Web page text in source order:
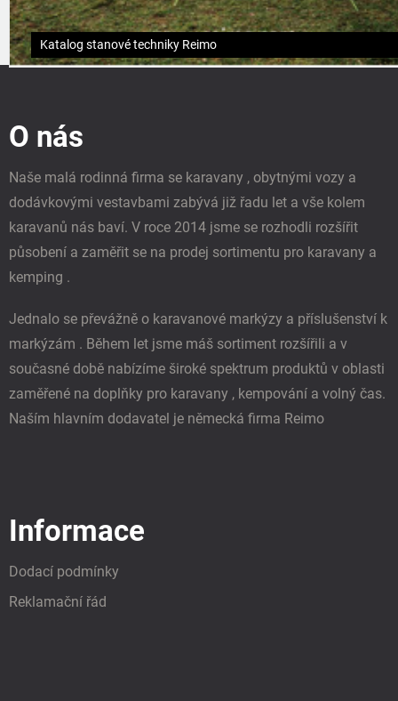
Katalog stanové techniky Reimo
Z
O nás
Naše malá rodinná firma se karavany , obytnými vozy a
dodávkovými vestavbami zabývá již řadu let a vše kolem
karavanů nás baví. V roce 2014 jsme se rozhodli rozšířit
působení a zaměřit se na prodej sortimentu pro karavany a
kemping .
Jednalo se převážně o karavanové markýzy a příslušenství k
markýzám . Během let jsme máš sortiment rozšířili a v
současné době nabízíme široké spektrum produktů v oblasti
zaměřené na doplňky pro karavany , kempování a volný čas.
Naším hlavním dodavatel je německá firma Reimo
Informace
Dodací podmínky
Reklamační řád